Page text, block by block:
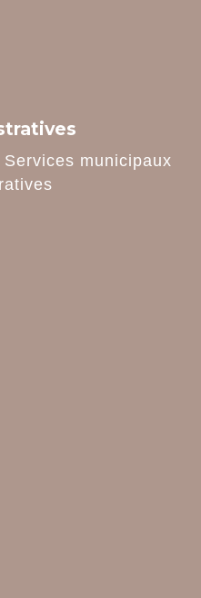
Services municipaux